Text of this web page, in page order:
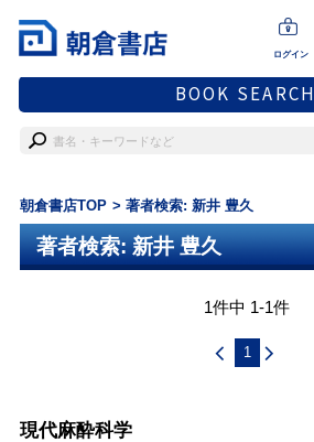
ログイン
BOOK SEARCH
朝倉書店TOP 著者検索: 新井 豊久
著者検索: 新井 豊久
1件中 1-1件
1
現代麻酔科学